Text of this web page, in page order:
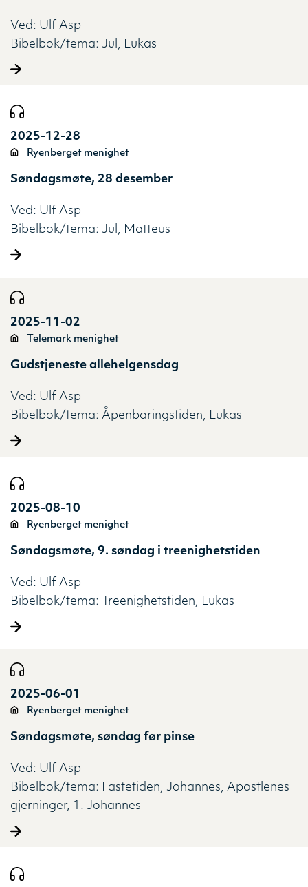
Ved: Ulf Asp
Bibelbok/tema: Jul Lukas
2025-12-28
Ryenberget menighet
Søndagsmøte, 28 desember
Ved: Ulf Asp
Bibelbok/tema: Jul Matteus
2025-11-02
Telemark menighet
Gudstjeneste allehelgensdag
Ved: Ulf Asp
Bibelbok/tema: Åpenbaringstiden Lukas
2025-08-10
Ryenberget menighet
Søndagsmøte, 9. søndag i treenighetstiden
Ved: Ulf Asp
Bibelbok/tema: Treenighetstiden Lukas
2025-06-01
Ryenberget menighet
Søndagsmøte, søndag før pinse
Ved: Ulf Asp
Bibelbok/tema: Fastetiden Johannes Apostlenes
gjerninger 1. Johannes